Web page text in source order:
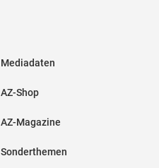
Mediadaten
AZ-Shop
AZ-Magazine
Sonderthemen